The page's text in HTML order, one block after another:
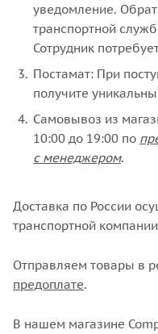
уведомление.
транспортной
Сотрудник
Постамат: При
получите
Самовывоз из
10:00 до 19:00 по
с менеджером.
Доставка по России
транспортной
Отправляем товары в
предоплате.
В нашем магазине